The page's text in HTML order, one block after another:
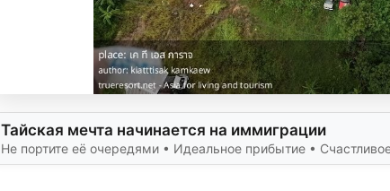
Тайская мечта начинается на иммиграции
Не портите её очередями • Идеальное прибытие •